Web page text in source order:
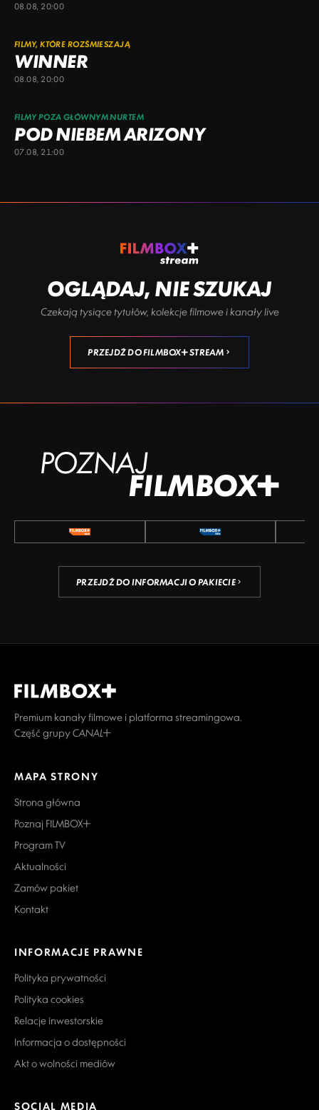
08.08, 20:00
FILMY, KTÓRE ROZŚMIESZAJĄ
WINNER
08.08, 20:00
FILMY POZA GŁÓWNYM NURTEM
POD NIEBEM ARIZONY
07.08, 21:00
OGLĄDAJ, NIE SZUKAJ
Czekają tysiące tytułów, kolekcje filmowe i kanały live
PRZEJDŹ DO FILMBOX+ STREAM
POZNAJ
FILMBOX+
PRZEJDŹ DO INFORMACJI O PAKIECIE
Premium kanały filmowe i platforma streamingowa.
Część grupy CANAL+
MAPA STRONY
Strona główna
Poznaj FILMBOX+
Program TV
Aktualności
Zamów pakiet
Kontakt
INFORMACJE PRAWNE
Polityka prywatności
Polityka cookies
Relacje inwestorskie
Informacja o dostępności
Akt o wolności mediów
SOCIAL MEDIA